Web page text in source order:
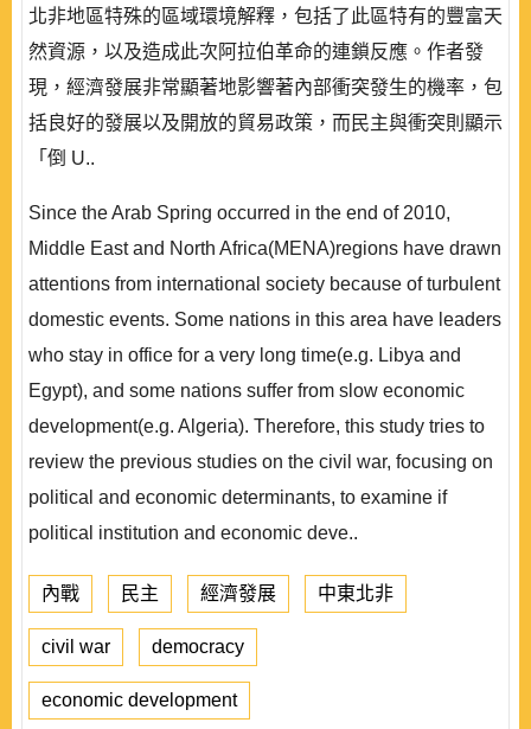
北非地區特殊的區域環境解釋，包括了此區特有的豐富天
然資源，以及造成此次阿拉伯革命的連鎖反應。作者發
現，經濟發展非常顯著地影響著內部衝突發生的機率，包
括良好的發展以及開放的貿易政策，而民主與衝突則顯示
「倒 U..
Since the Arab Spring occurred in the end of 2010,
Middle East and North Africa(MENA)regions have drawn
attentions from international society because of turbulent
domestic events. Some nations in this area have leaders
who stay in office for a very long time(e.g. Libya and
Egypt), and some nations suffer from slow economic
development(e.g. Algeria). Therefore, this study tries to
review the previous studies on the civil war, focusing on
political and economic determinants, to examine if
political institution and economic deve..
內戰 民主 經濟發展 中東北非
civil war democracy
economic development